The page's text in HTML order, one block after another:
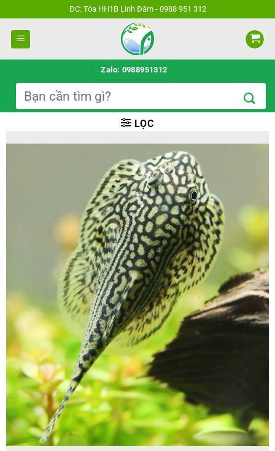
qua
ĐC: Tòa HH1B Linh Đàm - 0988 951 312
Zalo: 0988951312
Tìm
kiếm:
LỌC